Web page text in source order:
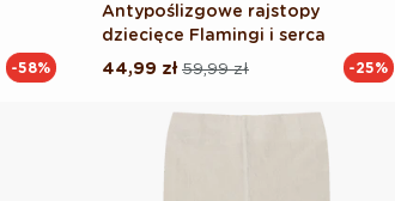
-58%
Antypoślizgowe rajstopy
dziecięce Flamingi i serca
Cena
59,99 zł
Cena
44,99 zł -25%